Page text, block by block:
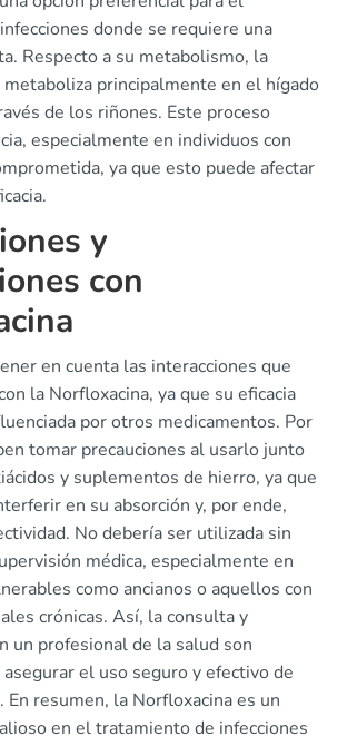
donde se requiere una
Respecto a su metabolismo, la
principalmente en el hígado
de los riñones. Este proceso
especialmente en individuos con
ya que esto puede afectar
y
con
en cuenta las interacciones que
la Norfloxacina, ya que su eficacia
por otros medicamentos. Por
tomar precauciones al usarlo junto
y suplementos de hierro, ya que
en su absorción y, por ende,
No debería ser utilizada sin
médica, especialmente en
como ancianos o aquellos con
crónicas. Así, la consulta y
un profesional de la salud son
el uso seguro y efectivo de
resumen, la Norfloxacina es un
en el tratamiento de infecciones